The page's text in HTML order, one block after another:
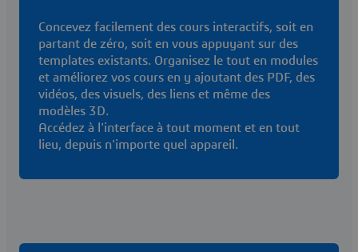
Concevez facilement des cours interactifs, soit en
partant de zéro, soit en vous appuyant sur des
templates existants. Organisez le tout en modules
et améliorez vos cours en y ajoutant des PDF, des
vidéos, des visuels, des liens et même des
modèles 3D.
Accédez à l'interface à tout moment et en tout
lieu, depuis n'importe quel appareil.